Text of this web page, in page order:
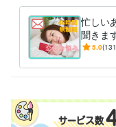
忙しい
聞きま
限！チ
5.0